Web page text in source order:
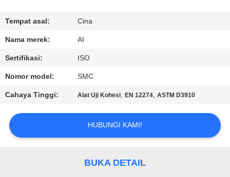
HUBUNGI
KAMI
BERITA
PERMINTAAN
Tempat asal: Cina
Nama merek: AI
Sertifikasi: ISO
Nomor model: SMC
Cahaya Tinggi: Alat Uji Kohesi,EN 12274,ASTM D3910
HUBUNGI KAMI!
BUKA DETAIL